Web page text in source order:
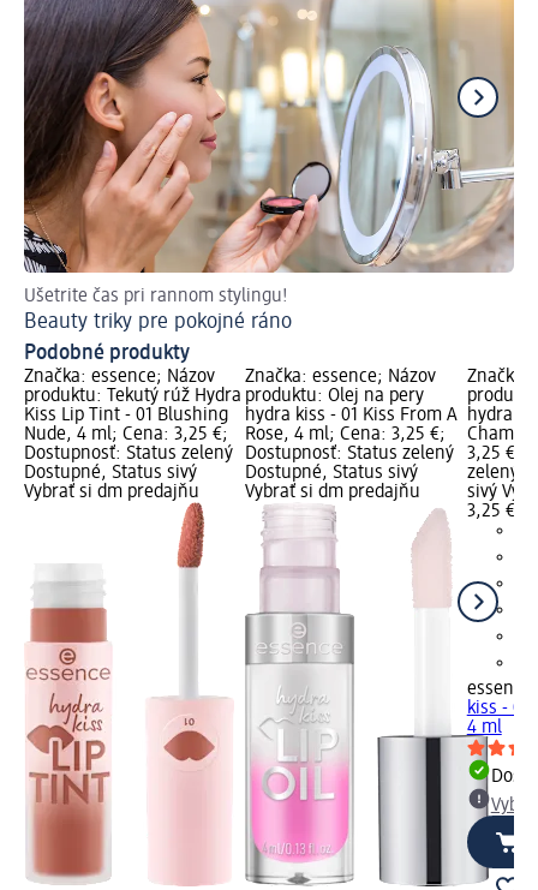
Ušetrite čas pri rannom stylingu!
Beauty triky pre pokojné ráno
Podobné produkty
Značka: essence; Názov
produktu: Tekutý rúž Hydra
Kiss Lip Tint - 01 Blushing
Nude, 4 ml; Cena: 3,25 €;
Dostupnosť: Status zelený
Dostupné, Status sivý
Vybrať si dm predajňu
Značka: essence; Názov
produktu: Olej na pery
hydra kiss - 01 Kiss From A
Rose, 4 ml; Cena: 3,25 €;
Dostupnosť: Status zelený
Dostupné, Status sivý
Vybrať si dm predajňu
Značka:
hydra
3,25 €;
zelený
sivý
3,25 €
essence
kiss - 03
4 ml